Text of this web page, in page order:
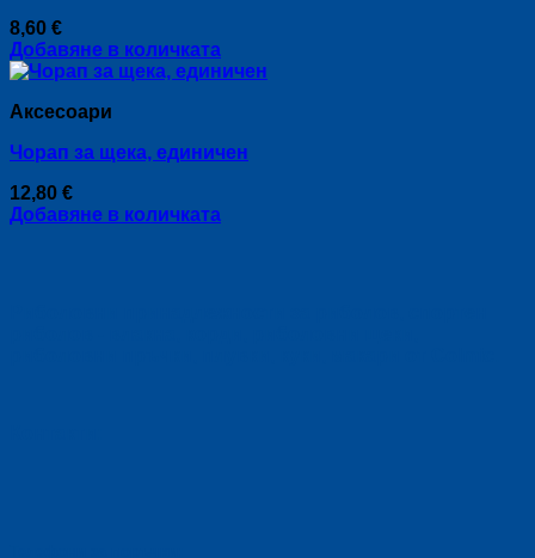
8,60 €
Добавяне в количката
Аксесоари
Чорап за щека, единичен
12,80 €
Добавяне в количката